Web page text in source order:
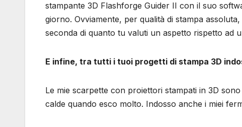
stampante 3D Flashforge Guider II con il suo
giorno. Ovviamente, per qualità di stampa
seconda di quanto tu valuti un aspetto rispetto ad
E infine, tra tutti i tuoi progetti di stampa 3D
Le mie scarpette con proiettori stampati in 3D
calde quando esco molto. Indosso anche i miei